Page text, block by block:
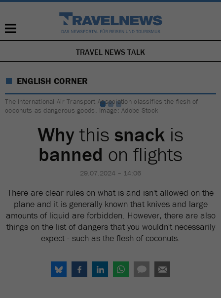
SKIP
NAVIGATION
TRAVEL NEWS TALK
ENGLISH CORNER
The International Air Transport Association classifies the flesh of
coconuts as dangerous goods. Image: Adobe Stock
Why this snack is
banned on flights
29.07.2024 – 14:06
There are clear rules on what is and isn't allowed on the
plane and it is generally known that knives and large
amounts of liquid are forbidden. However, there are also
things on the list of dangers that you wouldn't necessarily
expect - such as the flesh of coconuts.